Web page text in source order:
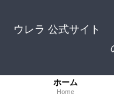
ウレラ 公式サイト
ホーム
Home